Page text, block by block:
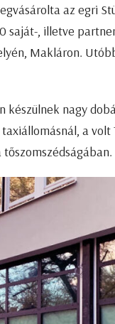
az egri
, illetve
Makláron.
nagy
a volt